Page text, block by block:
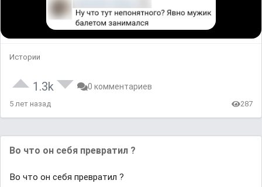
Истории
1.3k 0 комментариев
5 лет назад 287
Во что он себя превратил ?
Во что он себя превратил ?